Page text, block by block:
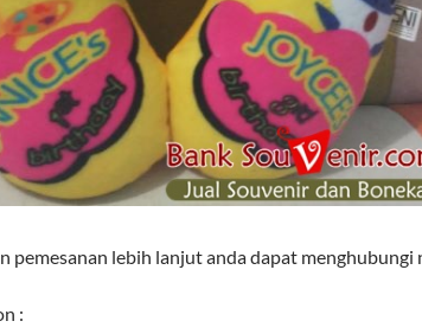
pemesanan lebih lanjut anda dapat menghubungi
: